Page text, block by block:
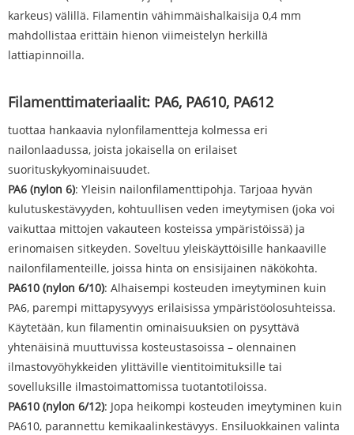
karkeus) välillä. Filamentin vähimmäishalkaisija 0,4 mm
mahdollistaa erittäin hienon viimeistelyn herkillä
lattiapinnoilla.
Filamenttimateriaalit: PA6, PA610, PA612
tuottaa hankaavia nylonfilamentteja kolmessa eri
nailonlaadussa, joista jokaisella on erilaiset
suorituskykyominaisuudet.
PA6 (nylon 6): Yleisin nailonfilamenttipohja. Tarjoaa hyvän
kulutuskestävyyden, kohtuullisen veden imeytymisen (joka voi
vaikuttaa mittojen vakauteen kosteissa ympäristöissä) ja
erinomaisen sitkeyden. Soveltuu yleiskäyttöisille hankaaville
nailonfilamenteille, joissa hinta on ensisijainen näkökohta.
PA610 (nylon 6/10): Alhaisempi kosteuden imeytyminen kuin
PA6, parempi mittapysyvyys erilaisissa ympäristöolosuhteissa.
Käytetään, kun filamentin ominaisuuksien on pysyttävä
yhtenäisinä muuttuvissa kosteustasoissa – olennainen
ilmastovyöhykkeiden ylittäville vientitoimituksille tai
sovelluksille ilmastoimattomissa tuotantotiloissa.
PA610 (nylon 6/12): Jopa heikompi kosteuden imeytyminen kuin
PA610, parannettu kemikaalinkestävyys. Ensiluokkainen valinta